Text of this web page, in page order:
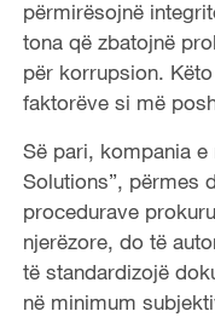
përmirësojnë
tona që zbatojnë
për korrupsion.
faktorëve si më
Së pari, kompania e
Solutions”, përmes
procedurave
njerëzore, do të
të standardizojë
në minimum